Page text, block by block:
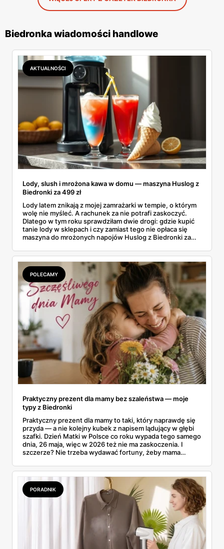
Biedronka wiadomości handlowe
AKTUALNOŚCI
Lody, slush i mrożona kawa w domu — maszyna Huslog z
Biedronki za 499 zł
Lody latem znikają z mojej zamrażarki w tempie, o którym
wolę nie myśleć. A rachunek za nie potrafi zaskoczyć.
Dlatego w tym roku sprawdziłam dwie drogi: gdzie kupić
tanie lody w sklepach i czy zamiast tego nie opłaca się
maszyna do mrożonych napojów Huslog z Biedronki za
kawę w domu, bez wychodzenia po nie do sklepu.
Postanowiłam policzyć, kiedy naprawdę się to zwraca.
POLECAMY
Praktyczny prezent dla mamy bez szaleństwa — moje
typy z Biedronki
Praktyczny prezent dla mamy to taki, który naprawdę się
przyda — a nie kolejny kubek z napisem lądujący w głębi
szafki. Dzień Matki w Polsce co roku wypada tego samego
dnia, 26 maja, więc w 2026 też nie ma zaskoczenia. I
szczerze? Nie trzeba wydawać fortuny, żeby mama
ważną od 21 do 30 maja i wynotowałam to, co sama
wrzuciłabym do koszyka bez wahania: kosmetyki, perfumy
i drobiazgi, które kobiety faktycznie zużywają. Ceny
zaczynają się od kilkunastu złotych, a efekt bywa lepszy
niż niejeden droższy zestaw.
PORADNIK